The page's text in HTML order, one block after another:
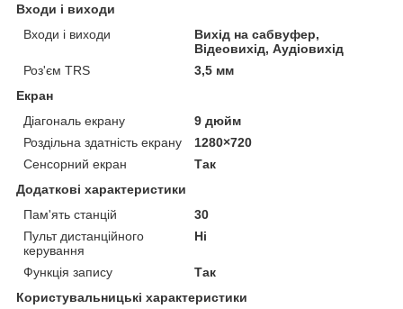
Входи і виходи
Входи і виходи
Вихід на сабвуфер,
Відеовихід, Аудіовихід
Роз'єм TRS
3,5 мм
Екран
Діагональ екрану
9 дюйм
Роздільна здатність екрану
1280×720
Сенсорний екран
Так
Додаткові характеристики
Пам'ять станцій
30
Пульт дистанційного
керування
Ні
Функція запису
Так
Користувальницькі характеристики